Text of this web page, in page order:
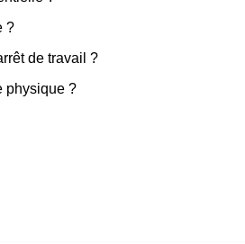
?
de travail ?
physique ?